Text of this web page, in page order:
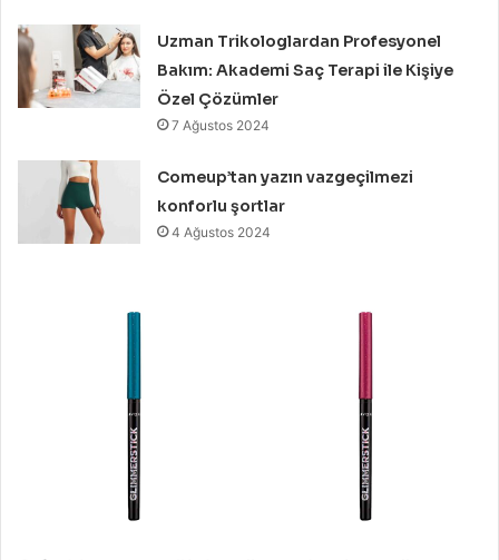
Uzman Trikologlardan Profesyonel
Bakım: Akademi Saç Terapi ile Kişiye
Özel Çözümler
7 Ağustos 2024
Comeup’tan yazın vazgeçilmezi
konforlu şortlar
4 Ağustos 2024